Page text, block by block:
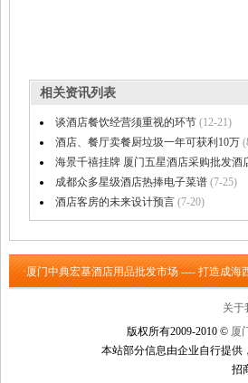
相关资讯列表
谈酒店餐饮经营须重视的环节 (12-21)
酒店、餐厅卖餐厨垃圾一年可获利10万
海景千禧挂牌 厦门五星酒店采购批发酒
成都众多星级酒店热捧电子菜谱 (7-25)
酒店客房的未来设计预言 (7-20)
·厦门中典宏基酒店用品批发市场 ---- 打造成
关于
版权所有2009-2010 © 厦
本站部分信息由企业自行提供
招